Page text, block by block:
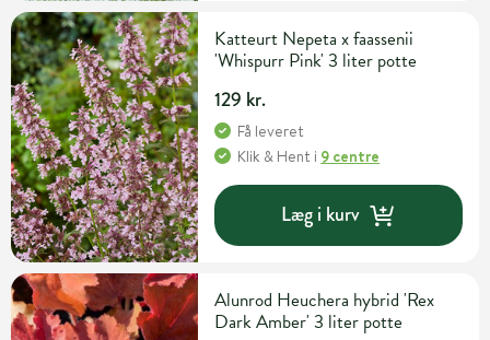
Katteurt Nepeta x faassenii
'Whispurr Pink' 3 liter potte
129 kr.
Få leveret
Klik & Hent i 9 centre
Læg i kurv
Alunrod Heuchera hybrid 'Rex
Dark Amber' 3 liter potte